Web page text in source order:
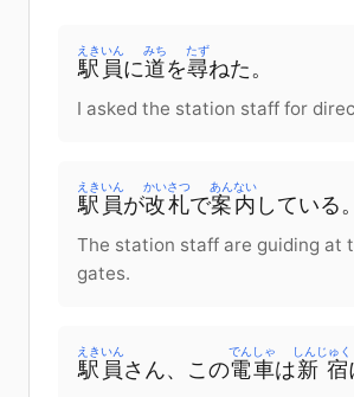
駅員
えきいん
に道
みち
を尋
たず
ねた 。
I asked the station staff for
駅員
えきいん
が改札
かいさつ
で案内
あんない
している 。
The station staff are guiding at
gates.
駅員
えきいん
さん、 この電車
でんしゃ
は新宿
しんじゅく